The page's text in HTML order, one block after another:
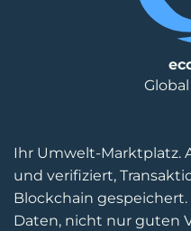
Ihr Umwelt-Marktplatz.
und verifiziert,
Blockchain
Daten, nicht nur guten